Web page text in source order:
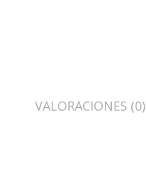
VALORACIONES (0)